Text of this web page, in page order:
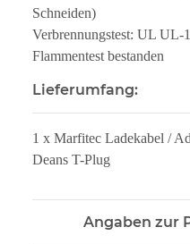
Schneiden)
Verbrennungstest: UL
Flammentest bestanden
Lieferumfang:
1 x Marfitec Ladekabel /
Deans T-Plug
Angaben zur